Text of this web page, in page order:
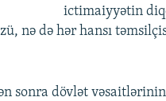
ictimaiyyətin
nə də hər hansı
sonra dövlət